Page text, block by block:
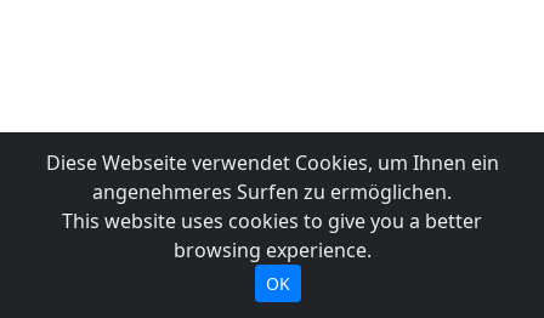
Diese Webseite verwendet Cookies, um Ihnen ein
angenehmeres Surfen zu ermöglichen.
This website uses cookies to give you a better
browsing experience.
OK